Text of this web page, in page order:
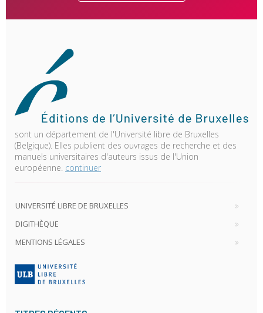
sont un département de l'Université libre de Bruxelles
(Belgique). Elles publient des ouvrages de recherche et des
manuels universitaires d'auteurs issus de l'Union
européenne. continuer
UNIVERSITÉ LIBRE DE BRUXELLES
DIGITHÈQUE
MENTIONS LÉGALES